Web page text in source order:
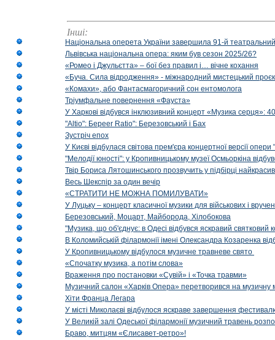
Інші:
Національна оперета України завершила 91-й
Львівська національна опера: яким був сезон 2025/26?
«Ромео і Джульєтта» – бої без правил і… вічне кохання
«Буча. Сила відродження» - міжнародний мистецький
«Комахи», або Фантасмагоричний сон ентомолога
Тріумфальне повернення «Фауста»
У Харкові відбувся інклюзивний концерт «Музика серця»:
"Altio": Береer Ratio": Березовський і Бах
Зустріч епох
У Києві відбулася світова прем'єра концертної версії
"Мелодії юності": у Кропивницькому музеї Осмьоркіна
Твір Бориса Лятошинського прозвучить у підбірці
Весь Шекспір за один вечір
«СТРАТИТИ НЕ МОЖНА ПОМИЛУВАТИ»
У Луцьку – концерт класичної музики для військових і
Березовський, Моцарт, Майборода, Хілобокова
"Музика, що об'єднує: в Одесі відбувся яскравий
В Коломийській філармонії імені Олександра Козаренка
У Кропивницькому відбулося музичне травневе свято
«Спочатку музика, а потім слова»
Враження про постановки «Сувій» і «Точка травми»
Музичний салон «Харків Опера» перетворився на музичну
Хіти Франца Легара
У місті Миколаєві відбулося яскраве завершення
У Великій залі Одеської філармонії музичний травень
Браво, митцям «Єлисавет-ретро»!